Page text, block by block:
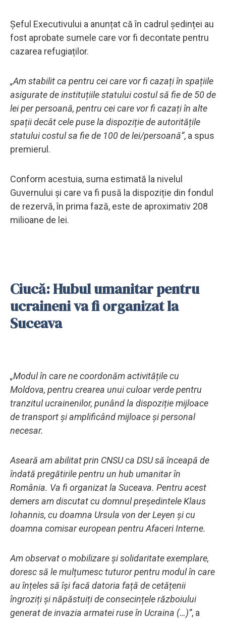
Șeful Executivului a anunțat că în cadrul ședinței au
fost aprobate sumele care vor fi decontate pentru
cazarea refugiaților.
„Am stabilit ca pentru cei care vor fi cazați în spațiile
asigurate de instituțiile statului costul să fie de 50 de
lei per persoană, pentru cei care vor fi cazați în alte
spații decât cele puse la dispoziție de autoritățile
statului costul sa fie de 100 de lei/persoană”, a spus
premierul.
Conform acestuia, suma estimată la nivelul
Guvernului și care va fi pusă la dispoziție din fondul
de rezervă, în prima fază, este de aproximativ 208
milioane de lei.
Ciucă: Hubul umanitar pentru
ucraineni va fi organizat la
Suceava
„Modul în care ne coordonăm activitățile cu
Moldova, pentru crearea unui culoar verde pentru
tranzitul ucrainenilor, punând la dispoziție mijloace
de transport și amplificând mijloace și personal
necesar.
Aseară am abilitat prin CNSU ca DSU să înceapă de
îndată pregătirile pentru un hub umanitar în
România. Va fi organizat la Suceava. Pentru acest
demers am discutat cu domnul președintele Klaus
Iohannis, cu doamna Ursula von der Leyen și cu
doamna comisar european pentru Afaceri Interne.
Am observat o mobilizare și solidaritate exemplare,
doresc să le mulțumesc tuturor pentru modul în care
au înțeles să își facă datoria față de cetățenii
îngroziți și năpăstuiți de consecințele războiului
generat de invazia armatei ruse în Ucraina (…)”, a